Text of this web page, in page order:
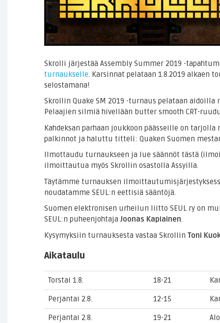
Skrolli järjestää Assembly Summer 2019 -
turnaukselle . Karsinnat pelataan 1.8.2019
selostamana!
Skrollin Quake SM 2019 -turnaus pelataan
Pelaajien silmiä hivellään butter smooth CRT-
Kahdeksan parhaan joukkoon päässeille on tarjolla
palkinnot ja haluttu titteli: Quaken Suomen
Ilmottaudu turnaukseen ja lue säännöt tästä
ilmoittautua myös Skrollin osastolla Assyilla.
Täytämme turnauksen
noudatamme SEUL:n eettisiä sääntöjä.
Suomen elektronisen urheilun liitto SEUL ry on
SEUL:n puheenjohtaja Joonas Kapiainen.
Kysymyksiin turnauksesta vastaa Skrollin Toni
Aikataulu
Torstai 1.8. 18-21
Perjantai 2.8. 12-15
Perjantai 2.8. 19-21